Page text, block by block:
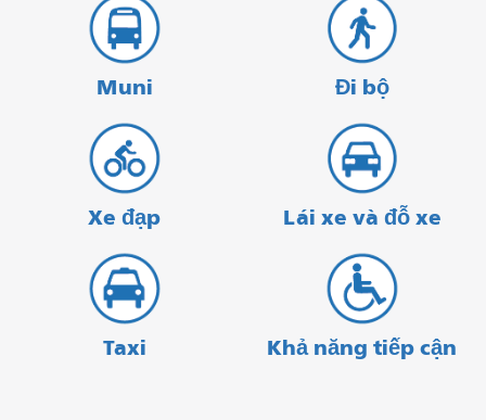
Muni Đi bộ
Xe đạp Lái xe và đỗ xe
Taxi Khả năng tiếp cận